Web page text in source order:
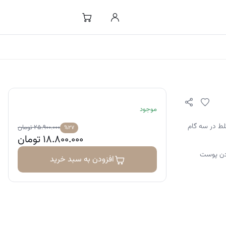
در سه گام
پوست
موجود
%۲۷ ۲۵.۹۰۰.۰۰۰تومان
۱۸.۸۰۰.۰۰۰تومان
افزودن به سبد خرید